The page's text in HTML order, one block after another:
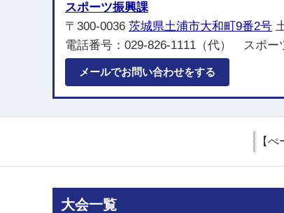
スポーツ振興課
〒300-0036 茨城県土浦市大和町9番2号
電話番号：029-826-1111（代） スポ
メールでお問い合わせをする
【ぺ
大会一覧